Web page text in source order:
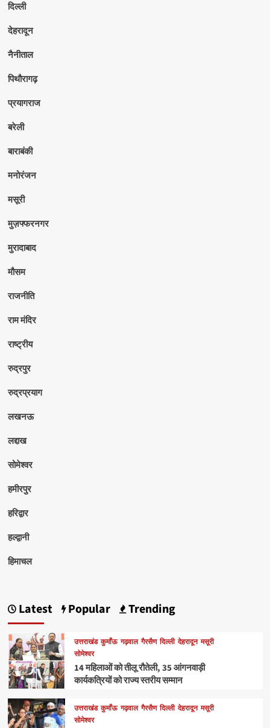
दिल्ली
देहरादून
नैनीताल
पिथौरागढ़
प्रयागराज
बरेली
बाराबंकी
मनोरंजन
मसूरी
मुज़फ्फरनगर
मुरादाबाद
मौसम
राजनीति
राम मंदिर
राष्ट्रीय
रुद्रपुर
रुद्रप्रयाग
लखनऊ
लद्दाख
सोमेश्वर
हमीरपुर
हरिद्वार
हल्द्वानी
हिमाचल
Latest Popular Trending
उत्तराखंड कुमाँऊ गढ़वाल गैरसैण दिल्ली देहरादून मसूरी
सोमेश्वर
14 महिलाओं को तीलू रौतेली, 35 आंगनवाड़ी
कार्यकत्रियों को राज्य स्तरीय सम्मान
उत्तराखंड कुमाँऊ गढ़वाल गैरसैण दिल्ली देहरादून मसूरी
सोमेश्वर